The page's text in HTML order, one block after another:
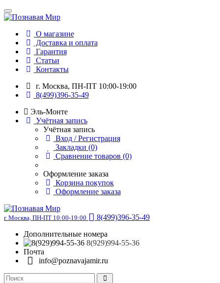
О магазине
Доставка и оплата
Гарантия
Статьи
Контакты
г. Москва, ПН-ПТ 10:00-19:00
8(499)396-35-49
Эль-Монте
Учётная запись
Учётная запись
Вход / Регистрация
Закладки (0)
Сравнение товаров (0)
Оформление заказа
Корзина покупок
Оформление заказа
г. Москва, ПН-ПТ 10:00-19:00
8(499)396-35-49
Дополнительные номера
8(929)994-55-36
Почта
info@poznavajamir.ru